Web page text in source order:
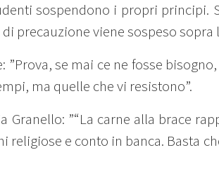
sospendono i propri principi.
precauzione viene sospeso sopra
”Prova, se mai ce ne fosse
ma quelle che vi resistono”.
Granello: ”“La carne alla brace
religiose e conto in banca. Basta